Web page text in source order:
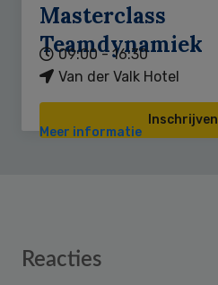
Masterclass
Teamdynamiek
09:00 - 16:30
Van der Valk Hotel
Inschrijven
Meer informatie
Reader
Reacties